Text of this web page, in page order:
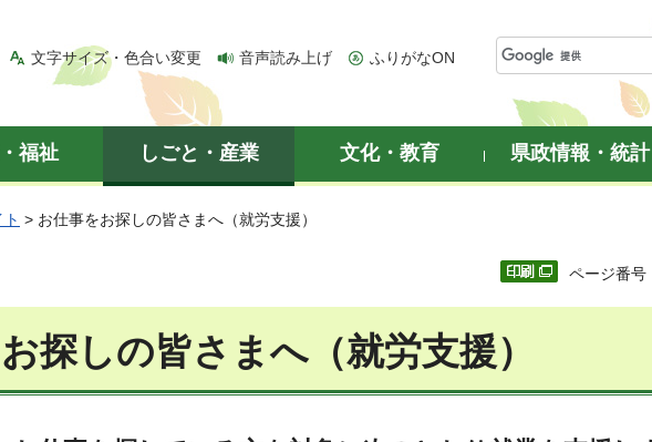
文字サイズ・色合い変更 音声読み上げ ふりがなON
福祉 しごと・産業 文化・教育 県政情報・統計
> お仕事をお探しの皆さまへ（就労支援）
ページ番号
探しの皆さまへ（就労支援）